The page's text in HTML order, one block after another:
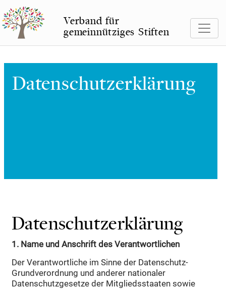
Verband für
gemeinnütziges Stiften
Datenschutzerklärung
Datenschutzerklärung
1. Name und Anschrift des Verantwortlichen
Der Verantwortliche im Sinne der Datenschutz-
Grundverordnung und anderer nationaler
Datenschutzgesetze der Mitgliedsstaaten sowie